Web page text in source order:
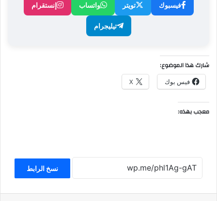
فيسبوك تويتر واتساب إنستقرام
تيليجرام
شارك هذا الموضوع:
فيس بوك X
معجب بهذه:
نسخ الرابط